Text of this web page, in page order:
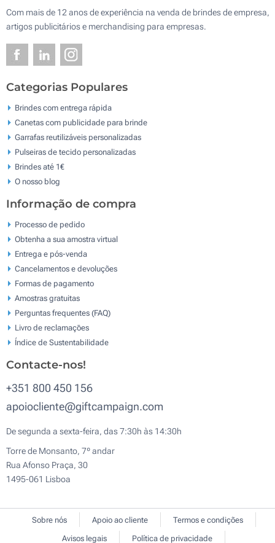
Com mais de 12 anos de experiência na venda de brindes de empresa,
artigos publicitários e merchandising para empresas.
Categorias Populares
Brindes com entrega rápida
Canetas com publicidade para brinde
Garrafas reutilizáveis personalizadas
Pulseiras de tecido personalizadas
Brindes até 1€
O nosso blog
Informação de compra
Processo de pedido
Obtenha a sua amostra virtual
Entrega e pós-venda
Cancelamentos e devoluções
Formas de pagamento
Amostras gratuitas
Perguntas frequentes (FAQ)
Livro de reclamaçōes
Índice de Sustentabilidade
Contacte-nos!
+351 800 450 156
apoiocliente@giftcampaign.com
De segunda a sexta-feira, das 7:30h às 14:30h
Torre de Monsanto, 7º andar
Rua Afonso Praça, 30
1495-061 Lisboa
Sobre nós Apoio ao cliente
Termos e condições
Avisos legais
Política de privacidade